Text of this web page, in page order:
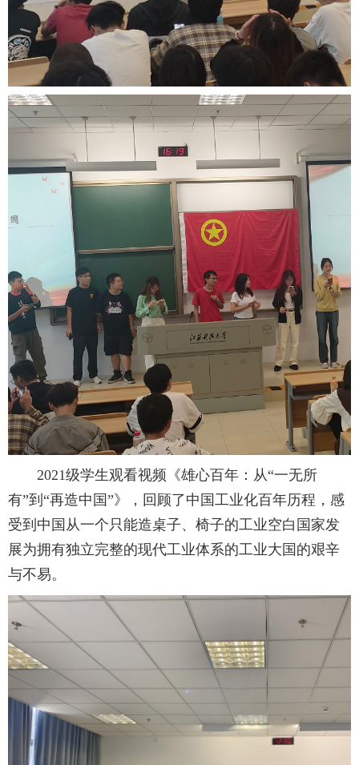
2021级学生观看视频《雄心百年：从“一无所
有”到“再造中国”》，回顾了中国工业化百年历程，感
受到中国从一个只能造桌子、椅子的工业空白国家发
展为拥有独立完整的现代工业体系的工业大国的艰辛
与不易。